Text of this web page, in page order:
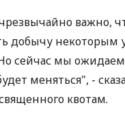
важно,
добычу некоторым
сейчас мы
меняться", -
квотам.